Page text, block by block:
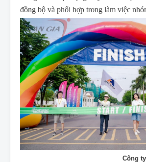
đồng bộ và phối hợp trong làm việc
Công